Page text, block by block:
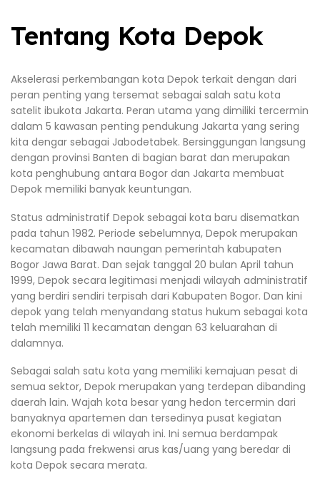
Tentang Kota Depok
Akselerasi perkembangan kota Depok terkait dengan dari
peran penting yang tersemat sebagai salah satu kota
satelit ibukota Jakarta. Peran utama yang dimiliki tercermin
dalam 5 kawasan penting pendukung Jakarta yang sering
kita dengar sebagai Jabodetabek. Bersinggungan langsung
dengan provinsi Banten di bagian barat dan merupakan
kota penghubung antara Bogor dan Jakarta membuat
Depok memiliki banyak keuntungan.
Status administratif Depok sebagai kota baru disematkan
pada tahun 1982. Periode sebelumnya, Depok merupakan
kecamatan dibawah naungan pemerintah kabupaten
Bogor Jawa Barat. Dan sejak tanggal 20 bulan April tahun
1999, Depok secara legitimasi menjadi wilayah administratif
yang berdiri sendiri terpisah dari Kabupaten Bogor. Dan kini
depok yang telah menyandang status hukum sebagai kota
telah memiliki 11 kecamatan dengan 63 keluarahan di
dalamnya.
Sebagai salah satu kota yang memiliki kemajuan pesat di
semua sektor, Depok merupakan yang terdepan dibanding
daerah lain. Wajah kota besar yang hedon tercermin dari
banyaknya apartemen dan tersedinya pusat kegiatan
ekonomi berkelas di wilayah ini. Ini semua berdampak
langsung pada frekwensi arus kas/uang yang beredar di
kota Depok secara merata.